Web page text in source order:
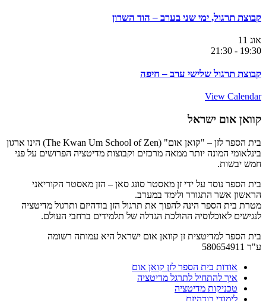
קבוצת תרגול, ימי שני בערב – הוד השרון
אוג 11
19:30
-
21:30
קבוצת תרגול שלישי ערב – חיפה
View Calendar
קוואן אום ישראל
בית הספר לזן – "קואן אום" (The Kwan Um School of Zen) הינו ארגון
בינלאומי המונה יותר ממאה מרכזים וקבוצות מדיטציה הפרושים על פני
חמש יבשות.
בית הספר נוסד על ידי זן מאסטר סונג סאן – הזן מאסטר הקוריאני
הראשון אשר התגורר ולימד במערב.
מטרת בית הספר הינה להפוך את תרגול הזן בודהיזם ותרגול מדיטציה
לנגישים לאוכלוסיה ההולכת הגדלה של תלמידים ברחבי העולם.
בית הספר למדיטצית זן קוואן אום ישראל היא עמותה רשומה
ע"ר 580654911
אודות בית הספר לזן קואן אום
איך להתחיל לתרגל מדיטציה
טכניקות מדיטציה
לימודי בודהיזם